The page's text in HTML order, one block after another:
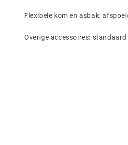
Flexibele kom en asbak:
Overige accessoires: